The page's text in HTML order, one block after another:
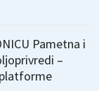
Pametna i
–
platforme